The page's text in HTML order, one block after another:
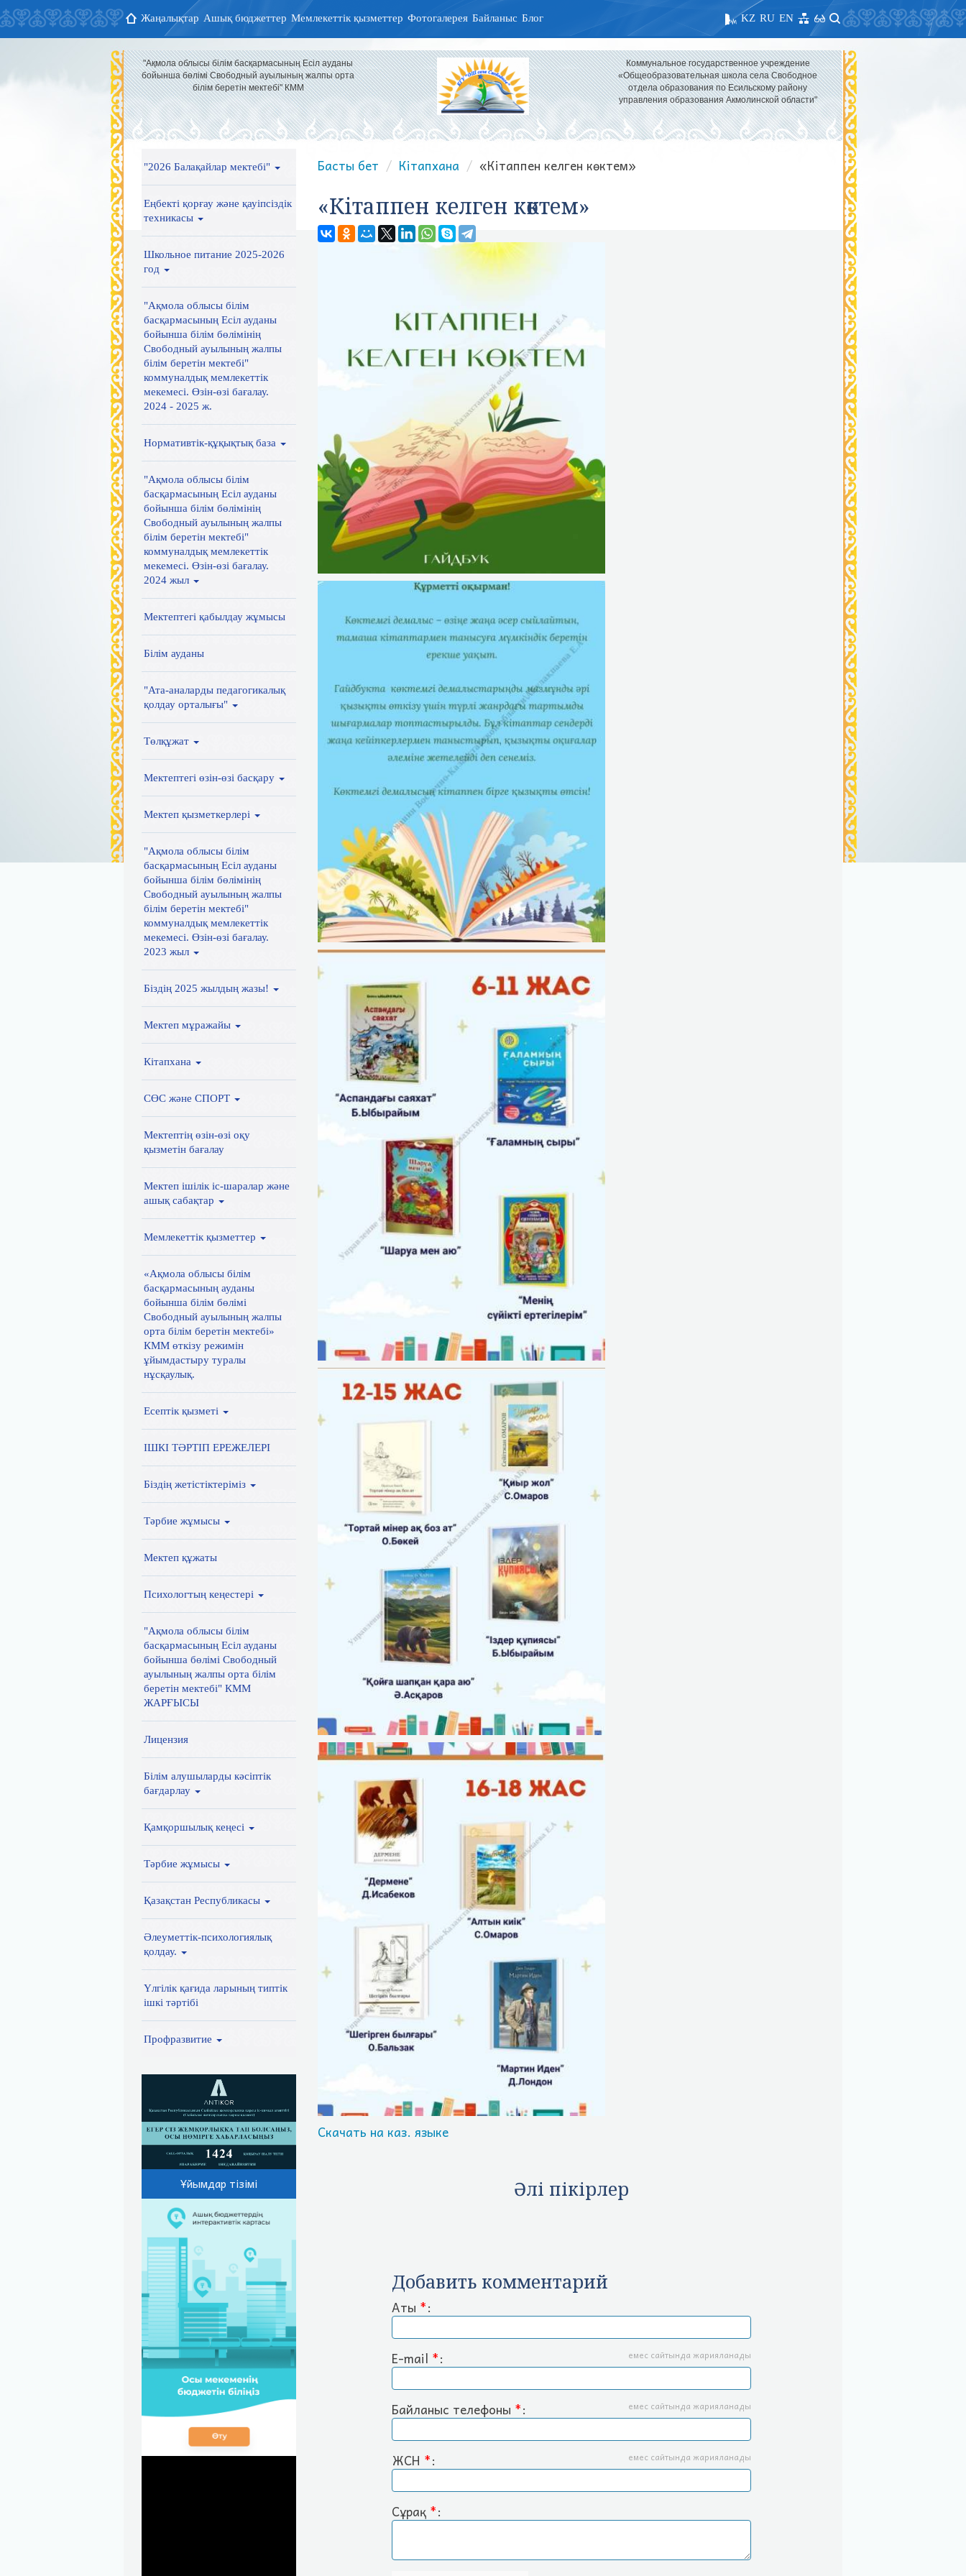
Жаңалықтар Ашық бюджеттер Мемлекеттік қызметтер Фотогалерея Байланыс Блог EN
RU
KZ
"Ақмола облысы білім басқармасының Есіл ауданы
бойынша бөлімі Свободный ауылының жалпы орта
білім беретін мектебі" КММ
Коммунальное государственное учреждение
«Общеобразовательная школа села Свободное
отдела образования по Есильскому району
управления образования Акмолинской области"
"2026 Балақайлар мектебі"
Еңбекті қорғау және қауіпсіздік
техникасы
Школьное питание 2025-2026
год
"Ақмола облысы білім
басқармасының Есіл ауданы
бойынша білім бөлімінің
Свободный ауылының жалпы
білім беретін мектебі"
коммуналдық мемлекеттік
мекемесі. Өзін-өзі бағалау.
2024 - 2025 ж.
Нормативтік-құқықтық база
"Ақмола облысы білім
басқармасының Есіл ауданы
бойынша білім бөлімінің
Свободный ауылының жалпы
білім беретін мектебі"
коммуналдық мемлекеттік
мекемесі. Өзін-өзі бағалау.
2024 жыл
Мектептегі қабылдау жұмысы
Білім ауданы
"Ата-аналарды педагогикалық
қолдау орталығы"
Төлқұжат
Мектептегі өзін-өзі басқару
Мектеп қызметкерлері
"Ақмола облысы білім
басқармасының Есіл ауданы
бойынша білім бөлімінің
Свободный ауылының жалпы
білім беретін мектебі"
коммуналдық мемлекеттік
мекемесі. Өзін-өзі бағалау.
2023 жыл
Біздің 2025 жылдың жазы!
Мектеп мұражайы
Кітапхана
СӨС және СПОРТ
Мектептің өзін-өзі оқу
қызметін бағалау
Мектеп ішілік іс-шаралар және
ашық сабақтар
Мемлекеттік қызметтер
«Ақмола облысы білім
басқармасының ауданы
бойынша білім бөлімі
Свободный ауылының жалпы
орта білім беретін мектебі»
КММ өткізу режимін
ұйымдастыру туралы
нұсқаулық.
Есептік қызметі
ІШКІ ТӘРТІП ЕРЕЖЕЛЕРІ
Біздің жетістіктеріміз
Тәрбие жұмысы
Мектеп құжаты
Психологтың кеңестері
"Ақмола облысы білім
басқармасының Есіл ауданы
бойынша бөлімі Свободный
ауылының жалпы орта білім
беретін мектебі" КММ
ЖАРҒЫСЫ
Лицензия
Білім алушыларды кәсіптік
бағдарлау
Қамқоршылық кеңесі
Тәрбие жұмысы
Қазақстан Республикасы
Әлеуметтік-психологиялық
қолдау.
Үлгілік қағида ларының типтік
ішкі тәртібі
Профразвитие
Ұйымдар тізімі
Басты бет Кітапхана «Кітаппен келген көктем»
«Кітаппен келген көктем»
Скачать на каз. языке
Әлі пікірлер
Добавить комментарий
Аты *:
E-mail *: емес сайтында жарияланады
Байланыс телефоны *: емес сайтында жарияланады
ЖСН *: емес сайтында жарияланады
Сұрақ *: